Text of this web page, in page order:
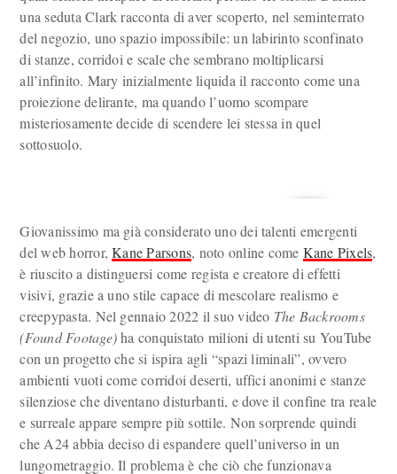
una seduta Clark racconta di aver scoperto, nel seminterrato
del negozio, uno spazio impossibile: un labirinto sconfinato
di stanze, corridoi e scale che sembrano moltiplicarsi
all’infinito. Mary inizialmente liquida il racconto come una
proiezione delirante, ma quando l’uomo scompare
misteriosamente decide di scendere lei stessa in quel
sottosuolo.
Giovanissimo ma già considerato uno dei talenti emergenti
del web horror,Kane Parsons, noto online come Kane Pixels,
è riuscito a distinguersi come regista e creatore di effetti
visivi, grazie a uno stile capace di mescolare realismo e
creepypasta. Nel gennaio 2022 il suo video The Backrooms
(Found Footage)ha conquistato milioni di utenti su YouTube
con un progetto che si ispira agli “spazi liminali”, ovvero
ambienti vuoti come corridoi deserti, uffici anonimi e stanze
silenziose che diventano disturbanti, e dove il confine tra reale
e surreale appare sempre più sottile. Non sorprende quindi
che A24 abbia deciso di espandere quell’universo in un
lungometraggio. Il problema è che ciò che funzionava